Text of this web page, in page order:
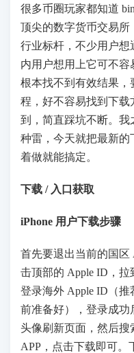
很多币圈玩家都知道
顶尖的数字货币交易所
行业标杆，不少用户想
内用户想用上它可不容
根本找不到有效结果，
程，好不容易找到下载
到，简直踩坑不断。我
种雷，今天就把最新的
着做就能搞定。
下载 / 入口获取
iPhone 用户下载步骤
首先要退出当前的国区
击顶部的 Apple ID，拉
登录海外 Apple ID（
前准备好），登录成功
头像刷新页面，然后搜
APP，点击下载即可。